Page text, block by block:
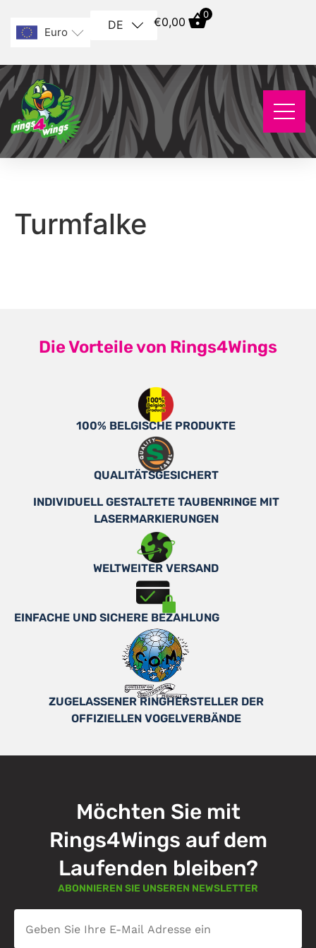
Euro
DE €0,00
0
Turmfalke
Die Vorteile von Rings4Wings
100% BELGISCHE PRODUKTE
QUALITÄTSGESICHERT
INDIVIDUELL GESTALTETE TAUBENRINGE MIT
LASERMARKIERUNGEN
WELTWEITER VERSAND
EINFACHE UND SICHERE BEZAHLUNG
ZUGELASSENER RINGHERSTELLER DER
OFFIZIELLEN VOGELVERBÄNDE
Möchten Sie mit
Rings4Wings auf dem
Laufenden bleiben?
ABONNIEREN SIE UNSEREN NEWSLETTER